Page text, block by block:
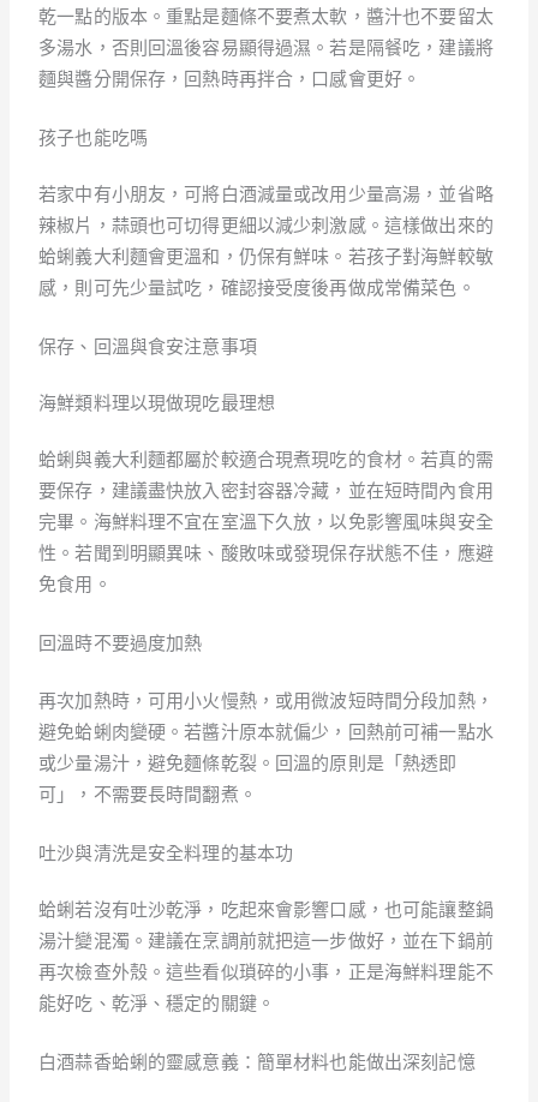
乾一點的版本。重點是麵條不要煮太軟，醬汁也不要留太
多湯水，否則回溫後容易顯得過濕。若是隔餐吃，建議將
麵與醬分開保存，回熱時再拌合，口感會更好。
孩子也能吃嗎
若家中有小朋友，可將白酒減量或改用少量高湯，並省略
辣椒片，蒜頭也可切得更細以減少刺激感。這樣做出來的
蛤蜊義大利麵會更溫和，仍保有鮮味。若孩子對海鮮較敏
感，則可先少量試吃，確認接受度後再做成常備菜色。
保存、回溫與食安注意事項
海鮮類料理以現做現吃最理想
蛤蜊與義大利麵都屬於較適合現煮現吃的食材。若真的需
要保存，建議盡快放入密封容器冷藏，並在短時間內食用
完畢。海鮮料理不宜在室溫下久放，以免影響風味與安全
性。若聞到明顯異味、酸敗味或發現保存狀態不佳，應避
免食用。
回溫時不要過度加熱
再次加熱時，可用小火慢熱，或用微波短時間分段加熱，
避免蛤蜊肉變硬。若醬汁原本就偏少，回熱前可補一點水
或少量湯汁，避免麵條乾裂。回溫的原則是「熱透即
可」，不需要長時間翻煮。
吐沙與清洗是安全料理的基本功
蛤蜊若沒有吐沙乾淨，吃起來會影響口感，也可能讓整鍋
湯汁變混濁。建議在烹調前就把這一步做好，並在下鍋前
再次檢查外殼。這些看似瑣碎的小事，正是海鮮料理能不
能好吃、乾淨、穩定的關鍵。
白酒蒜香蛤蜊的靈感意義：簡單材料也能做出深刻記憶